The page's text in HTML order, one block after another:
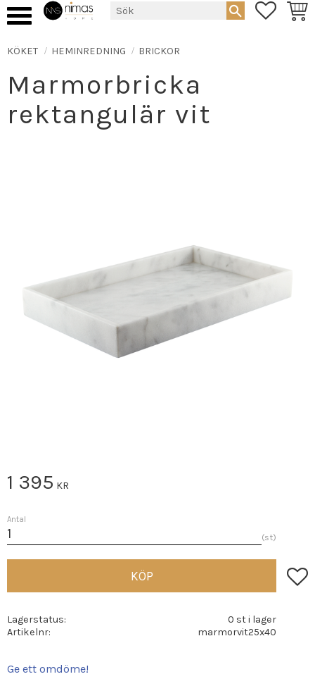
KÖKET HEMINREDNING BRICKOR
Marmorbricka
rektangulär vit
1 395 KR
Antal
st
KÖP
Lagerstatus
0 st i lager
Artikelnr
marmorvit25x40
Ge ett omdöme!